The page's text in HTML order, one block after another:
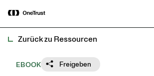
OneTrust als „Visionär“ im Gartner®
Magic Quadrant™ 2026 für
Plattformen zur KI-Governance
ausgezeichnet.
Zurück zu Ressourcen
EBOOK Freigeben